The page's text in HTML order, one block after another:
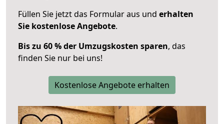
Füllen Sie jetzt das Formular aus und erhalten
Sie kostenlose Angebote.
Bis zu 60 % der Umzugskosten sparen, das
finden Sie nur bei uns!
Kostenlose Angebote erhalten